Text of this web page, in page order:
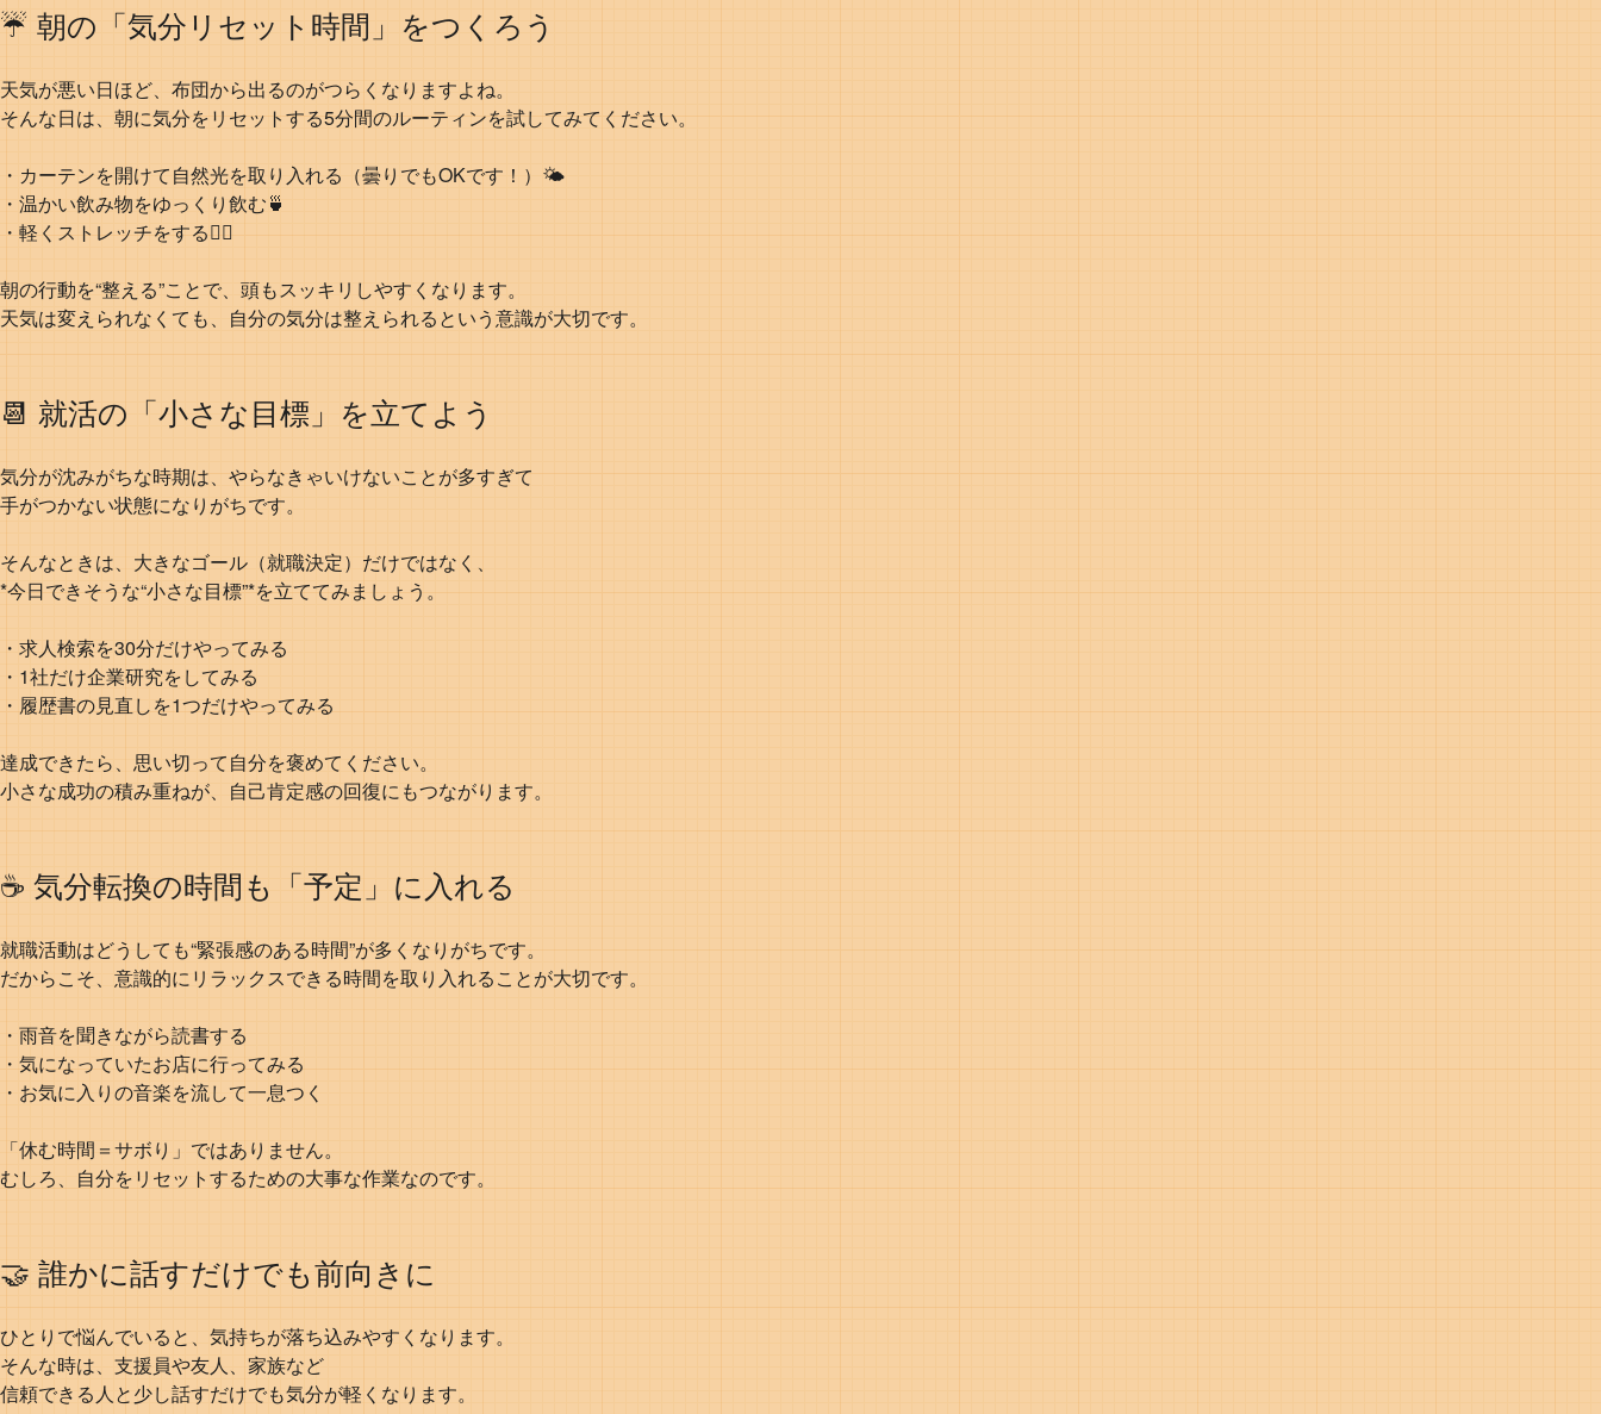
☔ 朝の「気分リセット時間」をつくろう
天気が悪い日ほど、布団から出るのがつらくなりますよね。
そんな日は、朝に気分をリセットする5分間のルーティンを試してみてください。
・カーテンを開けて自然光を取り入れる（曇りでもOKです！）🌤️
・温かい飲み物をゆっくり飲む🍵
・軽くストレッチをする🧘‍♀️
朝の行動を“整える”ことで、頭もスッキリしやすくなります。
天気は変えられなくても、自分の気分は整えられるという意識が大切です。
📆 就活の「小さな目標」を立てよう
気分が沈みがちな時期は、やらなきゃいけないことが多すぎて
手がつかない状態になりがちです。
そんなときは、大きなゴール（就職決定）だけではなく、
*今日できそうな“小さな目標”*を立ててみましょう。
・求人検索を30分だけやってみる
・1社だけ企業研究をしてみる
・履歴書の見直しを1つだけやってみる
達成できたら、思い切って自分を褒めてください。
小さな成功の積み重ねが、自己肯定感の回復にもつながります。
☕ 気分転換の時間も「予定」に入れる
就職活動はどうしても“緊張感のある時間”が多くなりがちです。
だからこそ、意識的にリラックスできる時間を取り入れることが大切です。
・雨音を聞きながら読書する
・気になっていたお店に行ってみる
・お気に入りの音楽を流して一息つく
「休む時間＝サボり」ではありません。
むしろ、自分をリセットするための大事な作業なのです。
🤝 誰かに話すだけでも前向きに
ひとりで悩んでいると、気持ちが落ち込みやすくなります。
そんな時は、支援員や友人、家族など
信頼できる人と少し話すだけでも気分が軽くなります。